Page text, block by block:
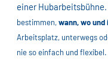
einer Hubarbeitsbühne.
bestimmen,wann, wo und
Arbeitsplatz, unterwegs
nie so einfach und flexibel.